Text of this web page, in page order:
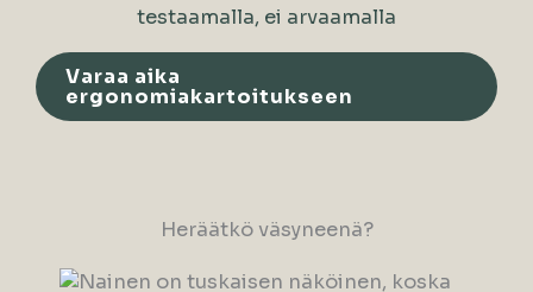
testaamalla, ei arvaamalla
Varaa aika
ergonomiakartoitukseen
Heräätkö väsyneenä?